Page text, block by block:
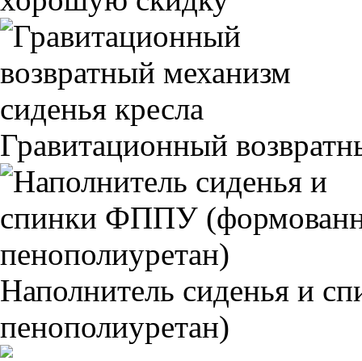
Гравитационный
Наполнитель сиденья и
пенополиуретан)